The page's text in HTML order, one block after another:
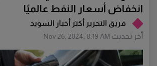
فريق التحرير أكتر أخبار السويد
أخر تحديث Nov 26, 2024, 8:19 AM
انخفاض أسعار النفط عالميًا